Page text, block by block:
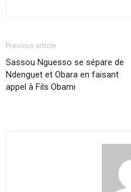
Previous article
Sassou Nguesso se sépare de
Ndenguet et Obara en faisant
appel à Fils Obami